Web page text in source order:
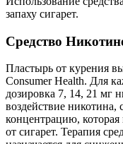
запаху сигарет.
Средство
Пластырь от курения
Consumer Health. Для
дозировка 7, 14, 21 мг
воздействие никотина,
концентрацию,
от сигарет. Терапия